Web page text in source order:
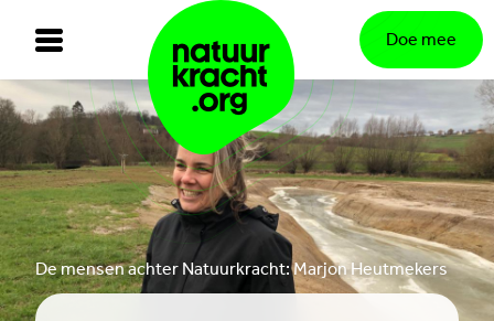
Doe mee
De mensen achter Natuurkracht: Marjon Heutmekers